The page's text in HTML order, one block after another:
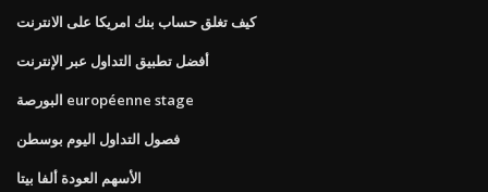
كيف تغلق حساب بنك امريكا على الانترنت
أفضل تطبيق التداول عبر الإنترنت
البورصة européenne stage
فصول التداول اليوم بوسطن
الأسهم العودة ألفا بيتا